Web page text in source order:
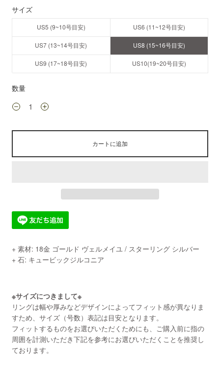
サイズ
US5 (9~10号目安) US6 (11~12号目安)
US7 (13~14号目安) US8 (15~16号目安)
US9 (17~18号目安) US10(19~20号目安)
数量
カートに追加
+ 素材: 18金 ゴールド ヴェルメイユ / スターリング シルバー
+ 石: キュービックジルコニア
※サイズにつきまして※
リングは幅や厚みなどデザインによってフィット感が異なりま
すため、サイズ（号数）表記は目安となります。
フィットするものをお選びいただくためにも、ご購入前に指の
周囲を計測いただき下記を参考にお選びいただくことを推奨し
ております。